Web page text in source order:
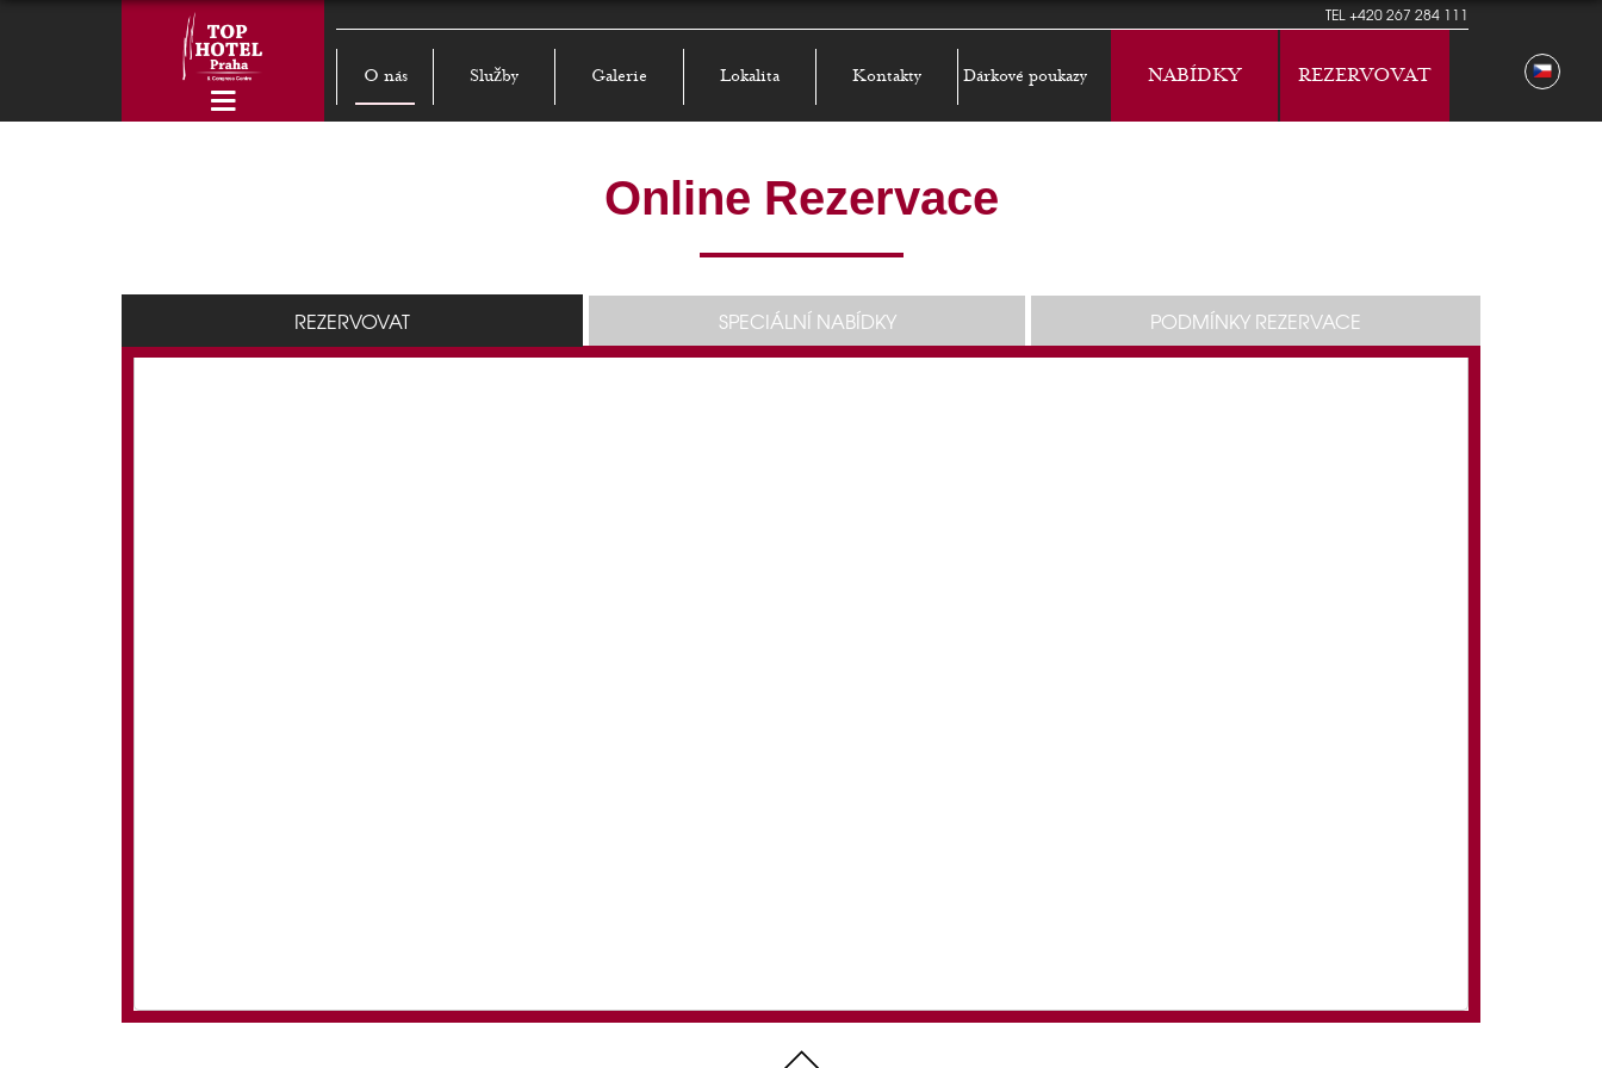
TEL+420 267 284 111
O nás Služby Galerie Lokalita Kontakty Dárkové poukazy NABÍDKY REZERVOVAT
Online Rezervace
REZERVOVAT SPECIÁLNÍ NABÍDKY PODMÍNKY REZERVACE